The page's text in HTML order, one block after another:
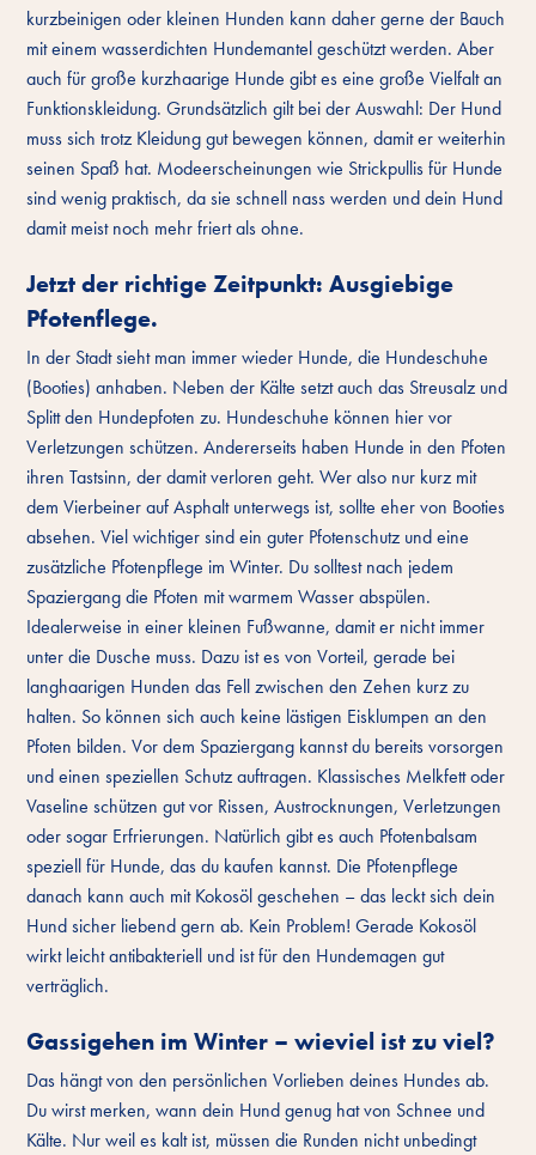
kurzbeinigen oder kleinen Hunden kann daher gerne der Bauch
mit einem wasserdichten Hundemantel geschützt werden. Aber
auch für große kurzhaarige Hunde gibt es eine große Vielfalt an
Funktionskleidung. Grundsätzlich gilt bei der Auswahl: Der Hund
muss sich trotz Kleidung gut bewegen können, damit er weiterhin
seinen Spaß hat. Modeerscheinungen wie Strickpullis für Hunde
sind wenig praktisch, da sie schnell nass werden und dein Hund
damit meist noch mehr friert als ohne.
Jetzt der richtige Zeitpunkt: Ausgiebige
Pfotenflege.
In der Stadt sieht man immer wieder Hunde, die Hundeschuhe
(Booties) anhaben. Neben der Kälte setzt auch das Streusalz und
Splitt den Hundepfoten zu. Hundeschuhe können hier vor
Verletzungen schützen. Andererseits haben Hunde in den Pfoten
ihren Tastsinn, der damit verloren geht. Wer also nur kurz mit
dem Vierbeiner auf Asphalt unterwegs ist, sollte eher von Booties
absehen. Viel wichtiger sind ein guter Pfotenschutz und eine
zusätzliche Pfotenpflege im Winter. Du solltest nach jedem
Spaziergang die Pfoten mit warmem Wasser abspülen.
Idealerweise in einer kleinen Fußwanne, damit er nicht immer
unter die Dusche muss. Dazu ist es von Vorteil, gerade bei
langhaarigen Hunden das Fell zwischen den Zehen kurz zu
halten. So können sich auch keine lästigen Eisklumpen an den
Pfoten bilden. Vor dem Spaziergang kannst du bereits vorsorgen
und einen speziellen Schutz auftragen. Klassisches Melkfett oder
Vaseline schützen gut vor Rissen, Austrocknungen, Verletzungen
oder sogar Erfrierungen. Natürlich gibt es auch Pfotenbalsam
speziell für Hunde, das du kaufen kannst. Die Pfotenpflege
danach kann auch mit Kokosöl geschehen – das leckt sich dein
Hund sicher liebend gern ab. Kein Problem! Gerade Kokosöl
wirkt leicht antibakteriell und ist für den Hundemagen gut
verträglich.
Gassigehen im Winter – wieviel ist zu viel?
Das hängt von den persönlichen Vorlieben deines Hundes ab.
Du wirst merken, wann dein Hund genug hat von Schnee und
Kälte. Nur weil es kalt ist, müssen die Runden nicht unbedingt